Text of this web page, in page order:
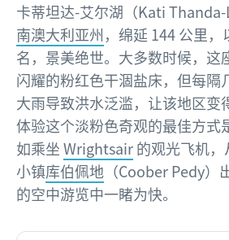
卡蒂坦达-艾尔湖（Kati
南澳大利亚州，绵延 144 公里
名，景美绝世。大多数时候，这
闪耀的粉红色干涸盐床，但每隔
大雨导致洪水泛滥，让该地区变
体验这个淡粉色奇观的最佳方式
如乘坐Wrightsair的观光飞机
小镇库伯佩地 （Coober Pedy
的空中游览中一睹为快。